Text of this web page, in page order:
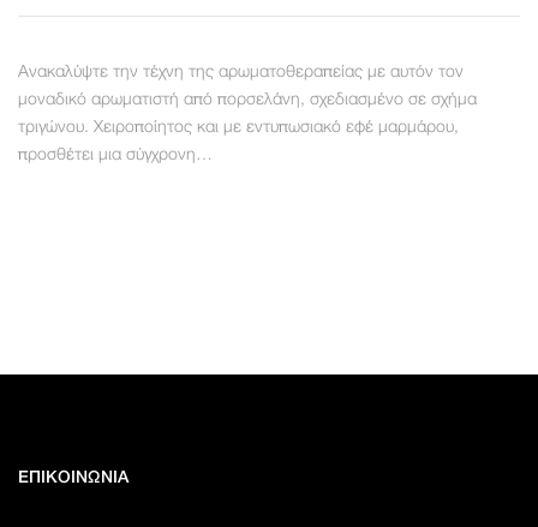
Ανακαλύψτε την τέχνη της αρωματοθεραπείας με αυτόν τον
μοναδικό αρωματιστή από πορσελάνη, σχεδιασμένο σε σχήμα
τριγώνου. Χειροποίητος και με εντυπωσιακό εφέ μαρμάρου,
προσθέτει μια σύγχρονη…
ΕΠΙΚΟΙΝΩΝΙΑ